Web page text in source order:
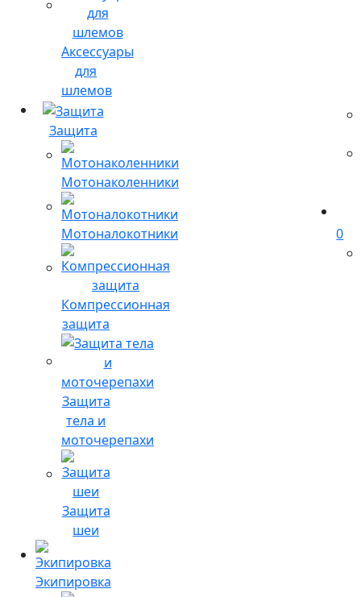
Аксессуары
для
шлемов
Защита
Мотонаколенники
Мотоналокотники
Компрессионная
защита
Защита
тела и
моточерепахи
Защита
шеи
Экипировка
0